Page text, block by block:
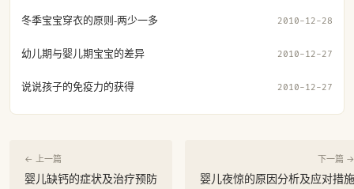
冬季宝宝穿衣的原则-两少一多 2010-12-28
幼儿期与婴儿期宝宝的差异 2010-12-27
说说孩子的免疫力的获得 2010-12-27
← 上一篇
婴儿缺钙的症状及治疗预防
下一篇 →
婴儿夜惊的原因分析及应对措施